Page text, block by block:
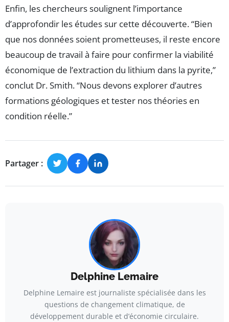
Enfin, les chercheurs soulignent l’importance
d’approfondir les études sur cette découverte. “Bien
que nos données soient prometteuses, il reste encore
beaucoup de travail à faire pour confirmer la viabilité
économique de l’extraction du lithium dans la pyrite,”
conclut Dr. Smith. “Nous devons explorer d’autres
formations géologiques et tester nos théories en
condition réelle.”
Partager :
Delphine Lemaire
Delphine Lemaire est journaliste spécialisée dans les
questions de changement climatique, de
développement durable et d’économie circulaire.